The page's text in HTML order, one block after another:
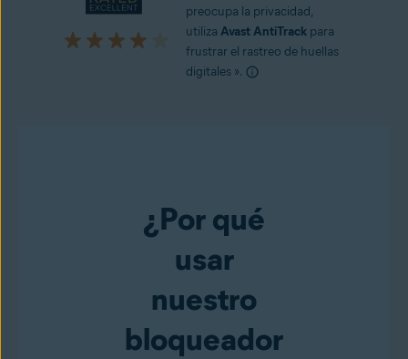
preocupa la privacidad,
utiliza Avast AntiTrack para
frustrar el rastreo de huellas
digitales ».
¿Por qué
usar
nuestro
bloqueador